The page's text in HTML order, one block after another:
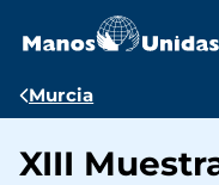
contenido
Ruta
navegación
Murcia
XIII